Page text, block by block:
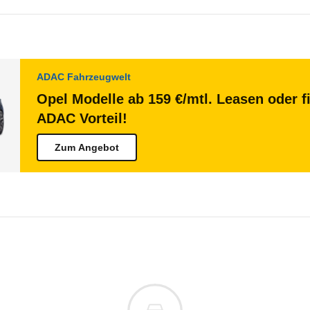
ADAC Fahrzeugwelt
Opel Modelle ab 159 €/mtl. Leasen oder
ADAC Vorteil!
Zum Angebot